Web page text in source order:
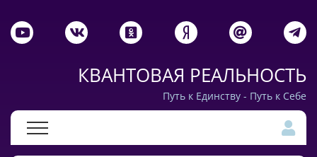
КВАНТОВАЯ РЕАЛЬНОСТЬ
Путь к Единству - Путь к Себе